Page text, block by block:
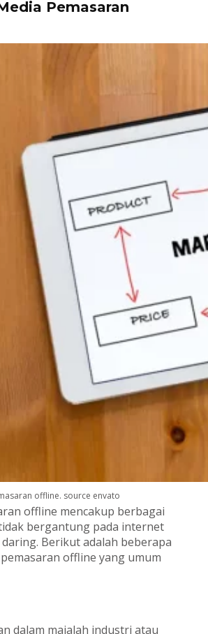
Pemasaran
offline. source envato
offline mencakup berbagai
bergantung pada internet
Berikut adalah beberapa
offline yang umum
dalam majalah industri atau